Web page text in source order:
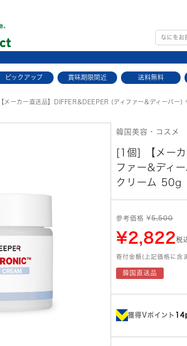
ピックアップ 賞味期限間近 送料無料
【メーカー直送品】DIFFER&DEEPER (ディファー&ディーパー)
韓国美容・コスメ
[1個] 【メー
ファー&ディ
クリーム 50g
参考価格 ¥5,500
¥2,822税
寄付金額(上記価格に含
韓国直送品
獲得Vポイント